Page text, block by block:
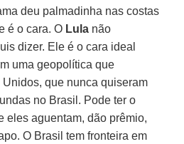
deu palmadinha nas costas
é o cara. O Lula não
dizer. Ele é o cara ideal
uma geopolítica que
que nunca quiseram
no Brasil. Pode ter o
eles aguentam, dão prêmio,
O Brasil tem fronteira em